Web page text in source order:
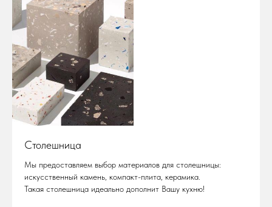
Столешница
Мы предоставляем выбор материалов для столешницы:
искусственный камень, компакт-плита, керамика.
Такая столешница идеально дополнит Вашу кухню!